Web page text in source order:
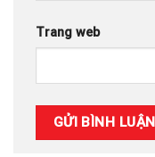
Trang web